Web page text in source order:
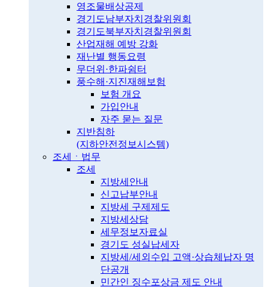
영조물배상공제
경기도남부자치경찰위원회
경기도북부자치경찰위원회
산업재해 예방 강화
재난별 행동요령
무더위·한파쉼터
풍수해·지진재해보험
보험 개요
가입안내
자주 묻는 질문
지반침하
(지하안전정보시스템)
조세ㆍ법무
조세
지방세안내
신고납부안내
지방세 구제제도
지방세상담
세무정보자료실
경기도 성실납세자
지방세/세외수입 고액·상습체납자 명
단공개
민간인 징수포상금 제도 안내